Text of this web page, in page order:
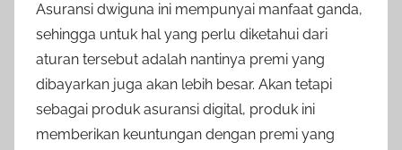
Asuransi dwiguna ini mempunyai manfaat ganda,
sehingga untuk hal yang perlu diketahui dari
aturan tersebut adalah nantinya premi yang
dibayarkan juga akan lebih besar. Akan tetapi
sebagai produk asuransi digital, produk ini
memberikan keuntungan dengan premi yang